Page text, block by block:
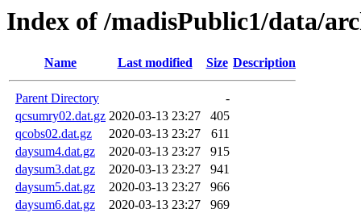
Index of /madisPublic1/data/
Name Last modified Size Description
Parent Directory
-
qcsumry02.dat.gz 2020-03-13 23:27
405
qcobs02.dat.gz
2020-03-13 23:27
611
daysum4.dat.gz
2020-03-13 23:27
915
daysum3.dat.gz
2020-03-13 23:27
941
daysum5.dat.gz
2020-03-13 23:27
966
daysum6.dat.gz
2020-03-13 23:27
969